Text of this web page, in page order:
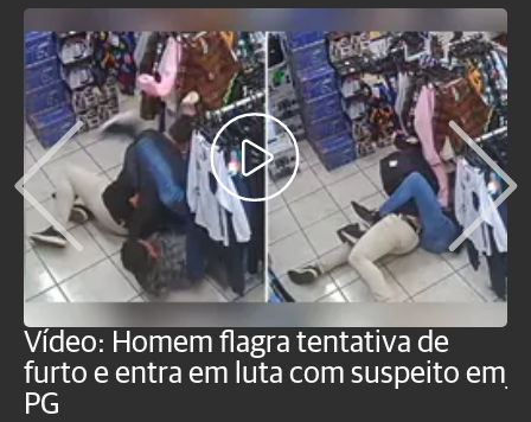
Vídeo: Homem flagra tentativa de
furto e entra em luta com suspeito em
PG